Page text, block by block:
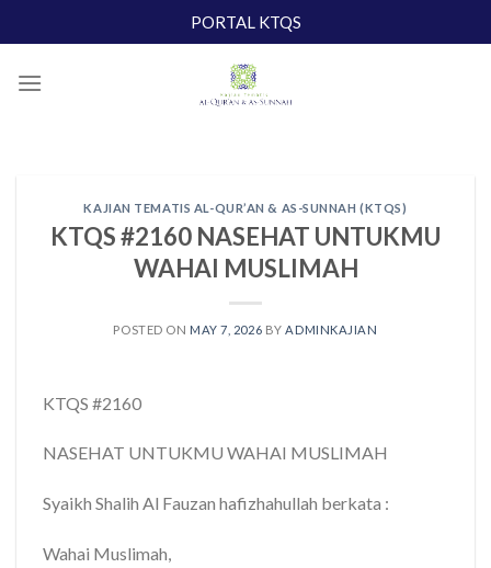
to
PORTAL KTQS
KAJIAN TEMATIS AL-QUR’AN & AS-SUNNAH (KTQS)
KTQS #2160 NASEHAT UNTUKMU
WAHAI MUSLIMAH
POSTED ON MAY 7, 2026 BY ADMINKAJIAN
KTQS #2160
NASEHAT UNTUKMU WAHAI MUSLIMAH
Syaikh Shalih Al Fauzan hafizhahullah berkata :
Wahai Muslimah,